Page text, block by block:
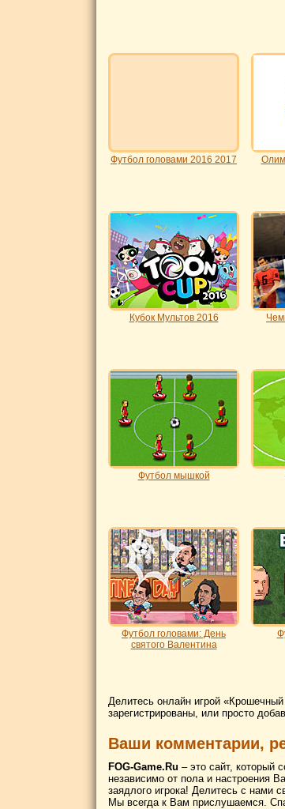
Футбол головами 2016 2017
Кубок Мультов 2016
Футбол мышкой
Футбол головами: День
святого Валентина
Делитесь онлайн игрой
зарегистрированы, или просто
Ваши комментарии,
FOG-Game.Ru – это сайт, который
независимо от пола и настроения
заядлого игрока! Делитесь с нами
Мы всегда к Вам прислушаемся.